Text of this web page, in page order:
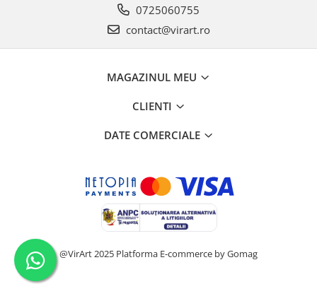
0725060755
contact@virart.ro
MAGAZINUL MEU
CLIENTI
DATE COMERCIALE
@VirArt 2025 Platforma E-commerce by Gomag